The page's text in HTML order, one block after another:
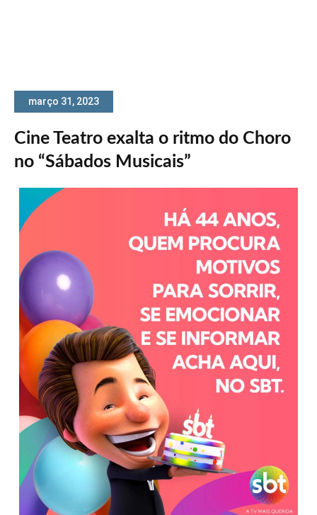
março 31, 2023
Cine Teatro exalta o ritmo do Choro
no “Sábados Musicais”